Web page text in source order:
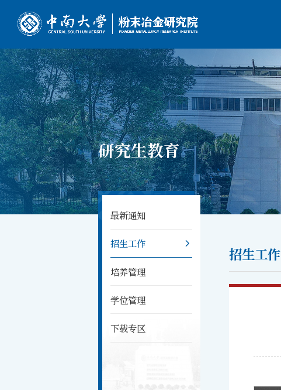
研究生教育
最新通知
招生工作
培养管理
学位管理
下载专区
招生工作